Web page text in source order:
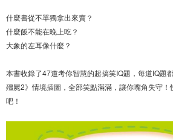
什麼書從不單獨拿出來賣？
什麼飯不能在晚上吃？
大象的左耳像什麼？
本書收錄了47道考你智慧的超搞笑IQ題，每道IQ題
殭屍2》情境插圖，全部笑點滿滿，讓你嘴角失守
吧！